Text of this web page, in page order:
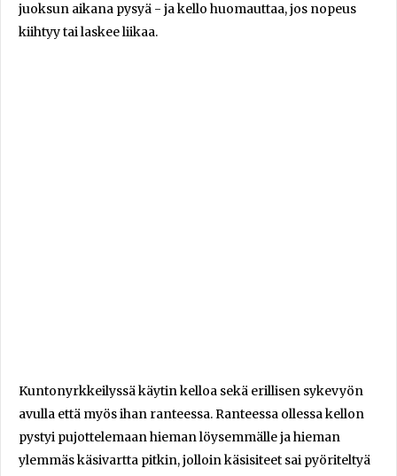
juoksun aikana pysyä - ja kello huomauttaa, jos nopeus
kiihtyy tai laskee liikaa.
Kuntonyrkkeilyssä käytin kelloa sekä erillisen sykevyön
avulla että myös ihan ranteessa. Ranteessa ollessa kellon
pystyi pujottelemaan hieman löysemmälle ja hieman
ylemmäs käsivartta pitkin, jolloin käsisiteet sai pyöriteltyä